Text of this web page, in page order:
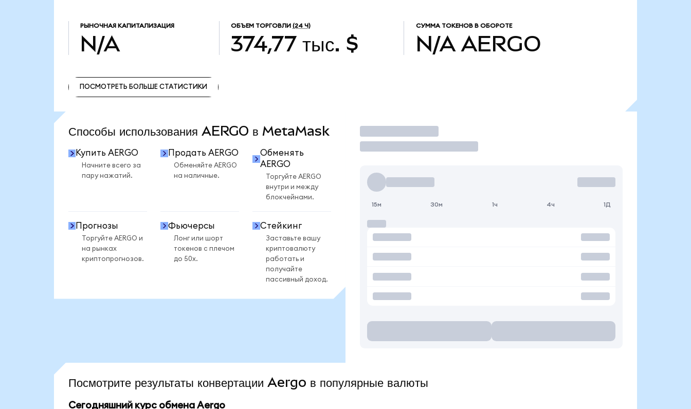
РЫНОЧНАЯ КАПИТАЛИЗАЦИЯ
N/A
ОБЪЕМ ТОРГОВЛИ (24 Ч)
374,77 тыс. $
СУММА ТОКЕНОВ В ОБОРОТЕ
N/A AERGO
ПОСМОТРЕТЬ БОЛЬШЕ СТАТИСТИКИ
Способы использования AERGO в MetaMask
Купить AERGO
Начните всего за
пару нажатий.
Продать AERGO
Обменяйте AERGO
на наличные.
Обменять
AERGO
Торгуйте AERGO
внутри и между
блокчейнами.
Прогнозы
Торгуйте AERGO и
на рынках
криптопрогнозов.
Фьючерсы
Лонг или шорт
токенов с плечом
до 50x.
Стейкинг
Заставьте вашу
криптовалюту
работать и
получайте
пассивный доход.
Торговать
15м 30м 1ч 4ч 1Д
Посмотрите результаты конвертации Aergo в популярные валюты
Сегодняшний курс обмена Aergo